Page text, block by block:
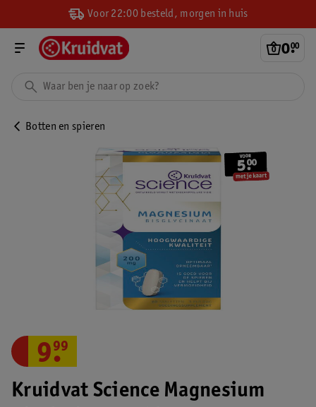
Voor 22:00 besteld, morgen in huis
0.
00
Botten en spieren
Kruidvat Science Magnesium
9.
99